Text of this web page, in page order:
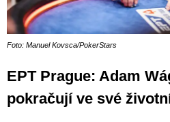
Foto: Manuel Kovsca/PokerStars
EPT Prague: Adam
pokračují ve své